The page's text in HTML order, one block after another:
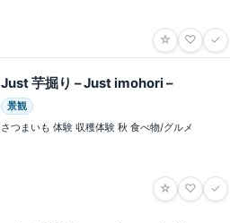
☆ ♡ ✓
Just 芋掘り – Just imohori –
景観
さつまいも 体験 収穫体験 秋 食べ物/グルメ
☆ ♡ ✓